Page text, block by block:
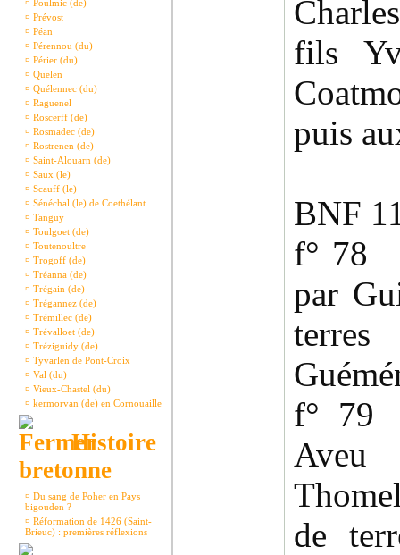
¤ Poulmic (de)
¤ Prévost
¤ Péan
¤ Pérennou (du)
¤ Périer (du)
¤ Quelen
¤ Quélennec (du)
¤ Raguenel
¤ Roscerff (de)
¤ Rosmadec (de)
¤ Rostrenen (de)
¤ Saint-Alouarn (de)
¤ Saux (le)
¤ Scauff (le)
¤ Sénéchal (le) de Coethélant
¤ Tanguy
¤ Toulgoet (de)
¤ Toutenoultre
¤ Trogoff (de)
¤ Tréanna (de)
¤ Trégain (de)
¤ Trégannez (de)
¤ Trémillec (de)
¤ Trévalloet (de)
¤ Tréziguidy (de)
¤ Tyvarlen de Pont-Croix
¤ Val (du)
¤ Vieux-Chastel (du)
¤ kermorvan (de) en Cornouaille
Histoire
bretonne
¤ Du sang de Poher en Pays
bigouden ?
¤ Réformation de 1426 (Saint-
Brieuc) : premières réflexions
fils
puis
BNF
f° 78
par
f°
de